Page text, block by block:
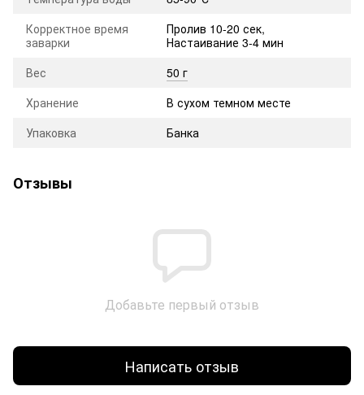
Корректное время
заварки
Пролив 10-20 сек,
Настаивание 3-4 мин
Вес
50 г
Хранение
В сухом темном месте
Упаковка
Банка
Отзывы
Добавьте первый отзыв
Написать отзыв